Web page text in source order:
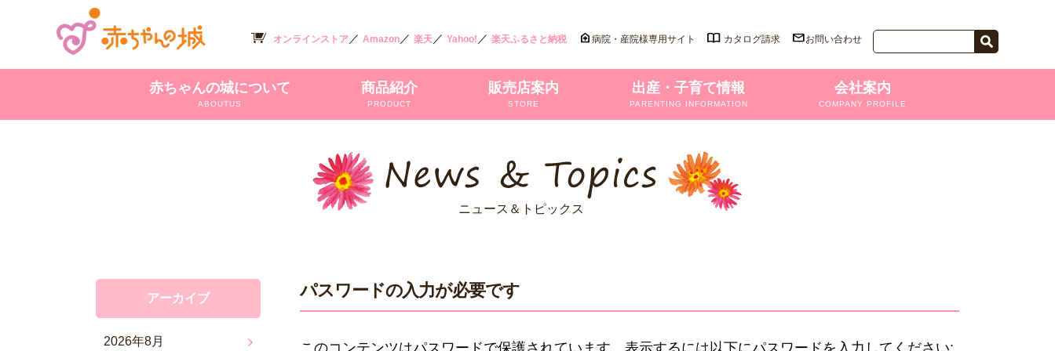
オンラインストア／ Amazon／ 楽天／ Yahoo! ／ 楽天ふるさと納税 病院・産院様専用サイト カタログ請求 お問い合わせ
赤ちゃんの城について
ABOUTUS
商品紹介
PRODUCT
販売店案内
STORE
出産・子育て情報
PARENTING INFORMATION
会社案内
COMPANY PROFILE
ニュース＆トピックス
パスワードの入力が必要です
このコンテンツはパスワードで保護されています。表示するには以下にパスワードを入力してください:
アーカイブ
2026年8月